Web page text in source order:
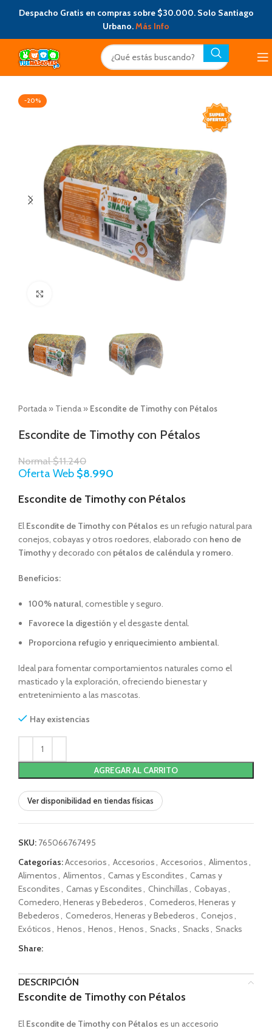
Despacho Gratis en compras sobre $30.000. Solo Santiago
Urbano.Más Info
-20%
Portada » Tienda » Escondite de Timothy con Pétalos
Escondite de Timothy con Pétalos
Normal$11.240
Oferta Web $8.990
Escondite de Timothy con Pétalos
El Escondite de Timothy con Pétalos es un refugio natural para
conejos, cobayas y otros roedores, elaborado con heno de
Timothyy decorado con pétalos de caléndula y romero.
Beneficios:
100% natural, comestible y seguro.
Favorece la digestión y el desgaste dental.
Proporciona refugio y enriquecimiento ambiental.
Ideal para fomentar comportamientos naturales como el
masticado y la exploración, ofreciendo bienestar y
entretenimiento a las mascotas.
Hay existencias
AGREGAR AL CARRITO
Ver disponibilidad en tiendas físicas
SKU: 765066767495
Categorías:Accesorios, Accesorios, Accesorios, Alimentos,
Alimentos, Alimentos, Camas y Escondites, Camas y
Escondites, Camas y Escondites, Chinchillas, Cobayas,
Comedero, Heneras y Bebederos, Comederos, Heneras y
Bebederos, Comederos, Heneras y Bebederos, Conejos,
Exóticos, Henos, Henos, Henos, Snacks, Snacks, Snacks
Share:
DESCRIPCIÓN
Escondite de Timothy con Pétalos
El Escondite de Timothy con Pétalos es un accesorio